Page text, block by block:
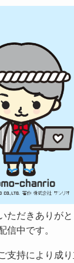
ただきありが
信中です。
支持により成